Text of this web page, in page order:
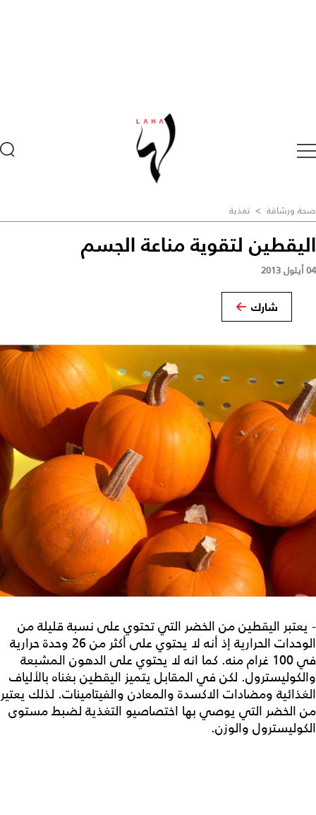
صحة ورشاقة > تغذية
اليقطين لتقوية مناعة الجسم
04 أيلول 2013
شارك
- يعتبر اليقطين من الخضر التي تحتوي على نسبة قليلة من
الوحدات الحرارية إذ أنه لا يحتوي على أكثر من 26 وحدة حرارية
في 100 غرام منه. كما انه لا يحتوي على الدهون المشبعة
والكوليسترول. لكن في المقابل يتميز اليقطين بغناه بالألياف
الغذائية ومضادات الاكسدة والمعادن والفيتامينات. لذلك يعتير
من الخضر التي يوصي بها اختصاصيو التغذية لضبط مستوى
الكوليسترول والوزن.